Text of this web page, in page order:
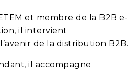
et membre de la B2B e-
il intervient
de la distribution B2B.
il accompagne